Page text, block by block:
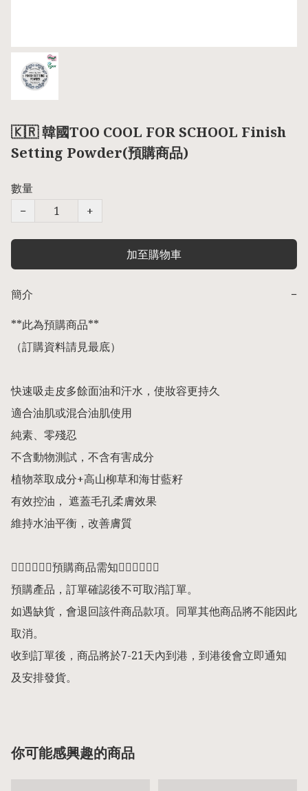
🇰🇷 韓國TOO COOL FOR SCHOOL Finish
Setting Powder(預購商品)
數量
−
+
加至購物車
簡介
−
**此為預購商品**
（訂購資料請見最底）
快速吸走皮多餘面油和汗水，使妝容更持久
適合油肌或混合油肌使用
純素、零殘忍
不含動物測試，不含有害成分
植物萃取成分+高山柳草和海甘藍籽
有效控油， 遮蓋毛孔柔膚效果
維持水油平衡，改善膚質
👇🏻👇🏻👇🏻預購商品需知👇🏻👇🏻👇🏻
預購產品，訂單確認後不可取消訂單。
如遇缺貨，會退回該件商品款項。同單其他商品將不能因此
取消。
收到訂單後，商品將於7-21天內到港，到港後會立即通知
及安排發貨。
你可能感興趣的商品